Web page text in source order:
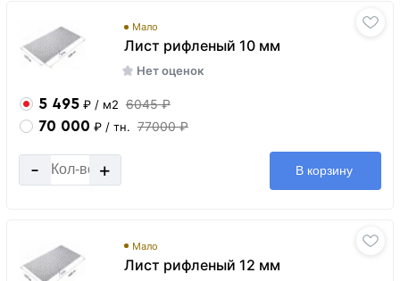
Мало
Лист рифленый 10 мм
Нет оценок
5 495 ₽ / м2 6045 ₽
70 000 ₽ / тн. 77000 ₽
- + В корзину
Мало
Лист рифленый 12 мм